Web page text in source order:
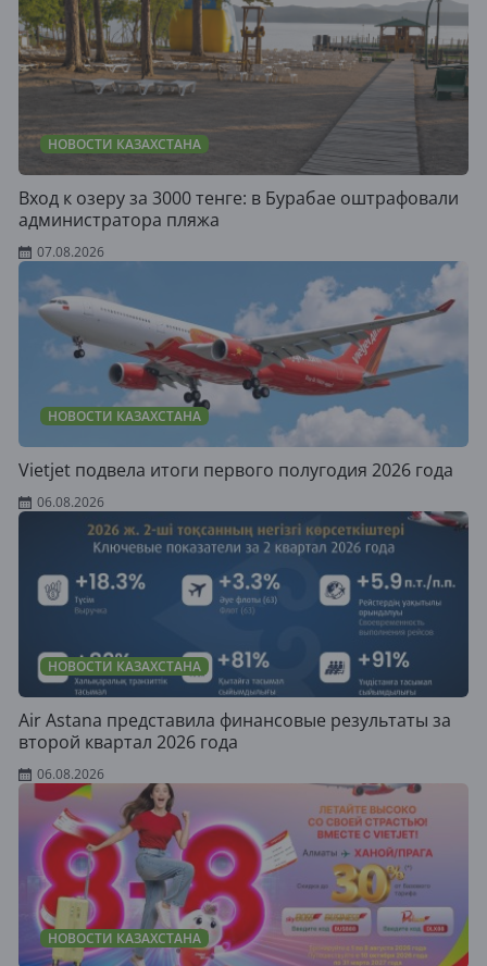
НОВОСТИ КАЗАХСТАНА
Вход к озеру за 3000 тенге: в Бурабае оштрафовали
администратора пляжа
07.08.2026
НОВОСТИ КАЗАХСТАНА
Vietjet подвела итоги первого полугодия 2026 года
06.08.2026
НОВОСТИ КАЗАХСТАНА
Air Astana представила финансовые результаты за
второй квартал 2026 года
06.08.2026
НОВОСТИ КАЗАХСТАНА